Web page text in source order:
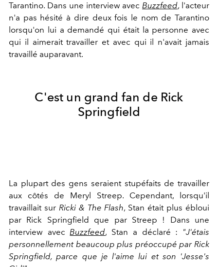
Tarantino. Dans une interview avecBuzzfeed, l'acteur
n'a pas hésité à dire deux fois le nom de Tarantino
lorsqu'on lui a demandé qui était la personne avec
qui il aimerait travailler et avec qui il n'avait jamais
travaillé auparavant.
C'est un grand fan de Rick
Springfield
La plupart des gens seraient stupéfaits de travailler
aux côtés de Meryl Streep. Cependant, lorsqu'il
travaillait sur Ricki & The Flash, Stan était plus ébloui
par Rick Springfield que par Streep ! Dans une
interview avecBuzzfeed, Stan a déclaré : "J'étais
personnellement beaucoup plus préoccupé par Rick
Springfield, parce que je l'aime lui et son 'Jesse's